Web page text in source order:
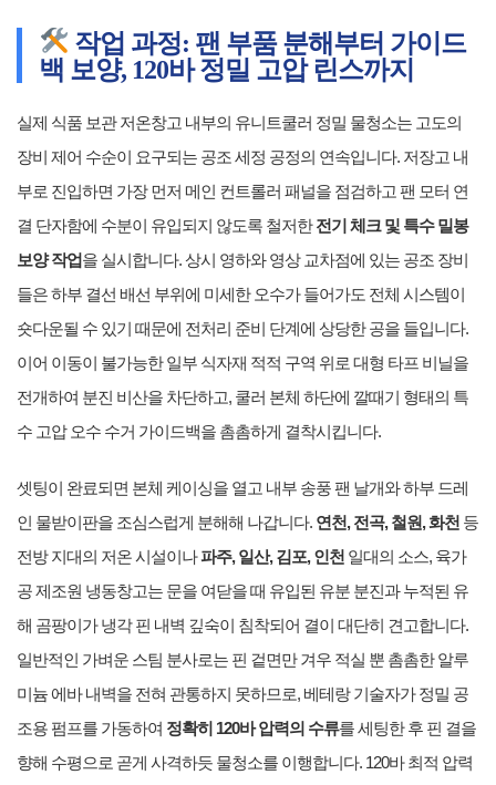
작업 과정: 팬 부품 분해부터 가이드
백 보양, 120바 정밀 고압 린스까지
실제 식품 보관 저온창고 내부의 유니트쿨러 정밀 물청소는 고도의
장비 제어 수순이 요구되는 공조 세정 공정의 연속입니다. 저장고 내
부로 진입하면 가장 먼저 메인 컨트롤러 패널을 점검하고 팬 모터 연
결 단자함에 수분이 유입되지 않도록 철저한전기 체크 및 특수 밀봉
보양 작업을 실시합니다. 상시 영하와 영상 교차점에 있는 공조 장비
들은 하부 결선 배선 부위에 미세한 오수가 들어가도 전체 시스템이
숏다운될 수 있기 때문에 전처리 준비 단계에 상당한 공을 들입니다.
이어 이동이 불가능한 일부 식자재 적적 구역 위로 대형 타프 비닐을
전개하여 분진 비산을 차단하고, 쿨러 본체 하단에 깔때기 형태의 특
수 고압 오수 수거 가이드백을 촘촘하게 결착시킵니다.
셋팅이 완료되면 본체 케이싱을 열고 내부 송풍 팬 날개와 하부 드레
인 물받이판을 조심스럽게 분해해 나갑니다. 연천, 전곡, 철원, 화천 등
전방 지대의 저온 시설이나파주, 일산, 김포, 인천 일대의 소스, 육가
공 제조원 냉동창고는 문을 여닫을 때 유입된 유분 분진과 누적된 유
해 곰팡이가 냉각 핀 내벽 깊숙이 침착되어 결이 대단히 견고합니다.
일반적인 가벼운 스팀 분사로는 핀 겉면만 겨우 적실 뿐 촘촘한 알루
미늄 에바 내벽을 전혀 관통하지 못하므로, 베테랑 기술자가 정밀 공
조용 펌프를 가동하여 정확히 120바 압력의 수류를 세팅한 후 핀 결을
향해 수평으로 곧게 사격하듯 물청소를 이행합니다. 120바 최적 압력